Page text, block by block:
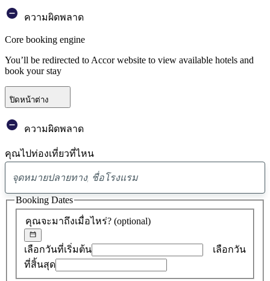
ความผิดพลาด
Core booking engine
You’ll be redirected to Accor website to view available hotels and
book your stay
ปิดหน้าต่าง
ความผิดพลาด
คุณไปท่องเที่ยวที่ไหน
พบ
ข้อ
เสนอ
0
คุณจะมาถึงเมื่อไหร่? (optional)
เลือกวันที่เริ่มต้น
เลือกวัน
ที่สิ้นสุด
Booking Dates